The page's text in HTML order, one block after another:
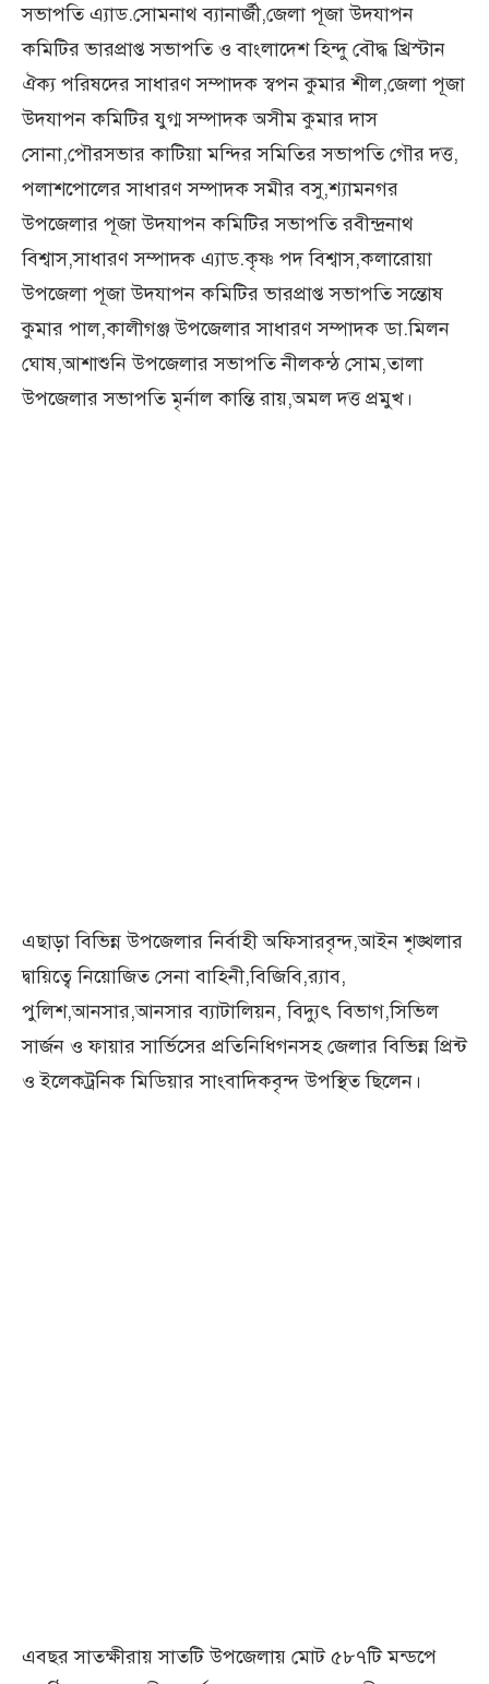
সভাপতি এ্যাড.সোমনাথ ব্যানার্জী,জেলা পূজা উদযাপন
কমিটির ভারপ্রাপ্ত সভাপতি ও বাংলাদেশ হিন্দু বৌদ্ধ খ্রিস্টান
ঐক্য পরিষদের সাধারণ সম্পাদক স্বপন কুমার শীল,জেলা পূজা
উদযাপন কমিটির যুগ্ম সম্পাদক অসীম কুমার দাস
সোনা,পৌরসভার কাটিয়া মন্দির সমিতির সভাপতি গৌর দত্ত,
পলাশপোলের সাধারণ সম্পাদক সমীর বসু,শ্যামনগর
উপজেলার পূজা উদযাপন কমিটির সভাপতি রবীন্দ্রনাথ
বিশ্বাস,সাধারণ সম্পাদক এ্যাড.কৃষ্ণ পদ বিশ্বাস,কলারোয়া
উপজেলা পূজা উদযাপন কমিটির ভারপ্রাপ্ত সভাপতি সন্তোষ
কুমার পাল,কালীগঞ্জ উপজেলার সাধারণ সম্পাদক ডা.মিলন
ঘোষ,আশাশুনি উপজেলার সভাপতি নীলকন্ঠ সোম,তালা
উপজেলার সভাপতি মৃর্নাল কান্তি রায়,অমল দত্ত প্রমুখ।
এছাড়া বিভিন্ন উপজেলার নির্বাহী অফিসারবৃন্দ,আইন শৃঙ্খলার
দ্বায়িত্বে নিয়োজিত সেনা বাহিনী,বিজিবি,র‍্যাব,
পুলিশ,আনসার,আনসার ব্যাটালিয়ন, বিদ্যুৎ বিভাগ,সিভিল
সার্জন ও ফায়ার সার্ভিসের প্রতিনিধিগনসহ জেলার বিভিন্ন প্রিন্ট
ও ইলেকট্রনিক মিডিয়ার সাংবাদিকবৃন্দ উপস্থিত ছিলেন।
এবছর সাতক্ষীরায় সাতটি উপজেলায় মোট ৫৮৭টি মন্ডপে